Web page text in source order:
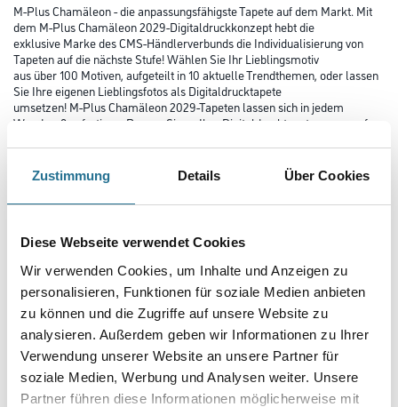
Zustimmung Details Über Cookies
Diese Webseite verwendet Cookies
Wir verwenden Cookies, um Inhalte und Anzeigen zu
personalisieren, Funktionen für soziale Medien anbieten
zu können und die Zugriffe auf unsere Website zu
analysieren. Außerdem geben wir Informationen zu Ihrer
Verwendung unserer Website an unsere Partner für
soziale Medien, Werbung und Analysen weiter. Unsere
Partner führen diese Informationen möglicherweise mit
M-Plus Chamäleon - die anpassungsfähigste Tapete auf dem Markt. Mit
dem M-Plus Chamäleon 2029-Digitaldruckkonzept hebt die
exklusive Marke des CMS-Händlerverbunds die Individualisierung von
Tapeten auf die nächste Stufe! Wählen Sie Ihr Lieblingsmotiv
aus über 100 Motiven, aufgeteilt in 10 aktuelle Trendthemen, oder lassen
Sie Ihre eigenen Lieblingsfotos als Digitaldrucktapete
umsetzen! M-Plus Chamäleon 2029-Tapeten lassen sich in jedem
Wandmaß anfertigen. Passen Sie so Ihre Digitaldrucktapete genau auf
Farbtonbezeichnung
Länge in centimeter
Breite in centimeter
Gebinde